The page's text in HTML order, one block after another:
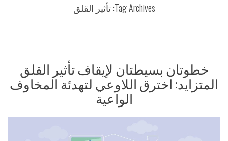
Tag Archives: تأثير القلق
خطوتان بسيطتان لإيقاف تأثير القلق
المتزايد: اخترق اللاوعي لتهدئة المخاوف
الواعية